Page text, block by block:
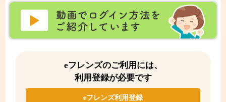
eフレンズのご利用には、
利用登録が必要です
eフレンズ利用登録